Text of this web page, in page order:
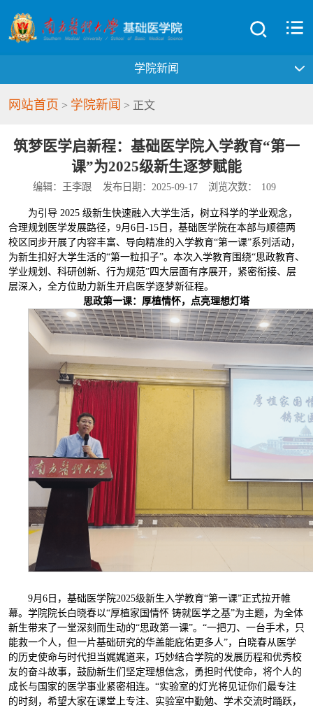
学院新闻
网站首页 > 学院新闻 > 正文
筑梦医学启新程：基础医学院入学教育“第一
课”为2025级新生逐梦赋能
编辑：王李跟 发布日期：2025-09-17 浏览次数： 109
为引导 2025 级新生快速融入大学生活，树立科学的学业观念，
合理规划医学发展路径，9月6日-15日，基础医学院在本部与顺德两
校区同步开展了内容丰富、导向精准的入学教育“第一课”系列活动，
为新生扣好大学生活的“第一粒扣子”。本次入学教育围绕“思政教育、
学业规划、科研创新、行为规范”四大层面有序展开，紧密衔接、层
层深入，全方位助力新生开启医学逐梦新征程。
思政第一课：厚植情怀，点亮理想灯塔
9月6日，基础医学院2025级新生入学教育“第一课”正式拉开帷
幕。学院院长白晓春以“厚植家国情怀 铸就医学之基”为主题，为全体
新生带来了一堂深刻而生动的“思政第一课”。“一把刀、一台手术，只
能救一个人，但一片基础研究的华盖能庇佑更多人”，白晓春从医学
的历史使命与时代担当娓娓道来，巧妙结合学院的发展历程和优秀校
友的奋斗故事，鼓励新生们坚定理想信念，勇担时代使命，将个人的
成长与国家的医学事业紧密相连。“实验室的灯光将见证你们最专注
的时刻，希望大家在课堂上专注、实验室中勤勉、学术交流时踊跃，